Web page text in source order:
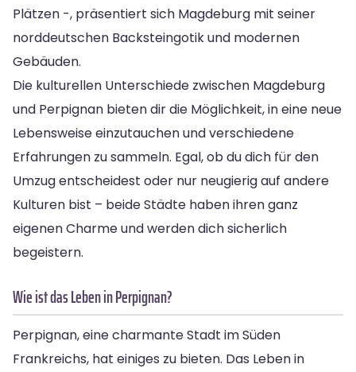
Plätzen -, präsentiert sich Magdeburg mit seiner
norddeutschen Backsteingotik und modernen
Gebäuden.
Die kulturellen Unterschiede zwischen Magdeburg
und Perpignan bieten dir die Möglichkeit, in eine neue
Lebensweise einzutauchen und verschiedene
Erfahrungen zu sammeln. Egal, ob du dich für den
Umzug entscheidest oder nur neugierig auf andere
Kulturen bist – beide Städte haben ihren ganz
eigenen Charme und werden dich sicherlich
begeistern.
Wie ist das Leben in Perpignan?
Perpignan, eine charmante Stadt im Süden
Frankreichs, hat einiges zu bieten. Das Leben in